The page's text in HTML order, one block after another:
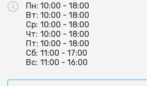
Пн: 10:00 - 18:00
Вт: 10:00 - 18:00
Ср: 10:00 - 18:00
Чт: 10:00 - 18:00
Пт: 10:00 - 18:00
Сб: 11:00 - 17:00
Вс: 11:00 - 16:00